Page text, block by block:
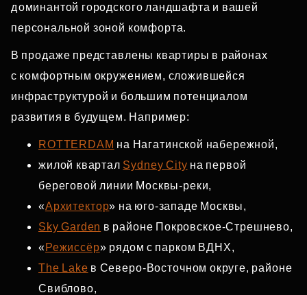
доминантой городского ландшафта и вашей
персональной зоной комфорта.
В продаже представлены квартиры в районах
с комфортным окружением, сложившейся
инфраструктурой и большим потенциалом
развития в будущем. Например:
ROTTERDAM на Нагатинской набережной,
жилой квартал Sydney City на первой
береговой линии Москвы‑реки,
«Архитектор» на юго‑западе Москвы,
Sky Garden в районе Покровское‑Стрешнево,
«Режиссёр» рядом с парком ВДНХ,
The Lake в Северо‑Восточном округе, районе
Свиблово,